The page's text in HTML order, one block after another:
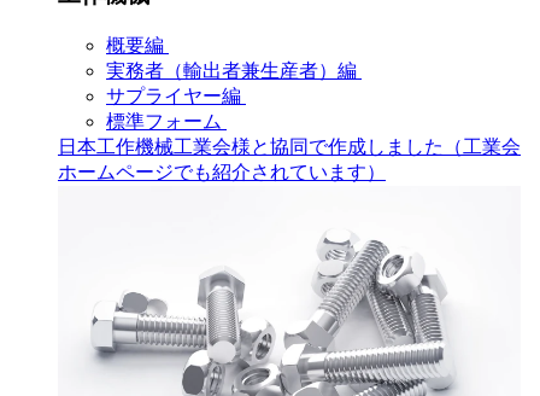
概要編
実務者（輸出者兼生産者）編
サプライヤー編
標準フォーム
日本工作機械工業会様と協同で作成しました（工業会
ホームページでも紹介されています）